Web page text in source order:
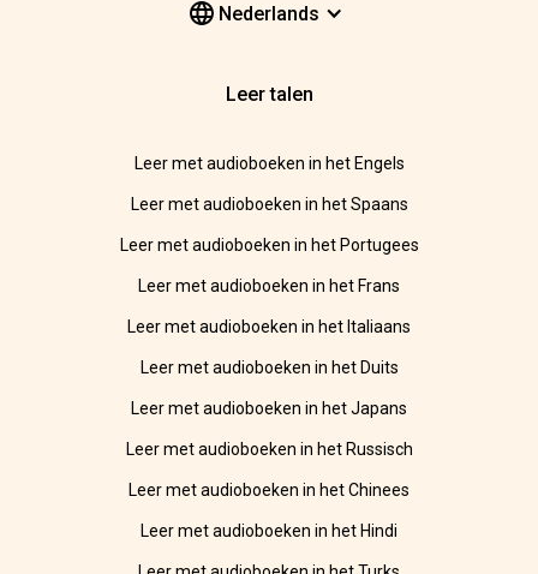
Nederlands
Leer talen
Leer met audioboeken in het Engels
Leer met audioboeken in het Spaans
Leer met audioboeken in het Portugees
Leer met audioboeken in het Frans
Leer met audioboeken in het Italiaans
Leer met audioboeken in het Duits
Leer met audioboeken in het Japans
Leer met audioboeken in het Russisch
Leer met audioboeken in het Chinees
Leer met audioboeken in het Hindi